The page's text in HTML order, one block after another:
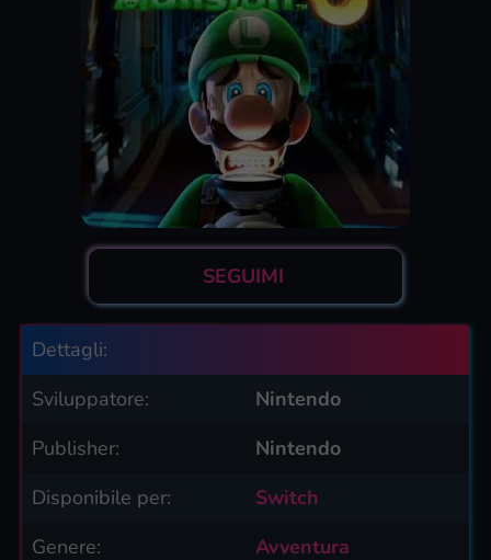
SEGUIMI
Dettagli:
Sviluppatore:
Nintendo
Publisher:
Nintendo
Disponibile per:
Switch
Genere:
Avventura